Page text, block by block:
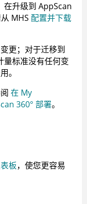
在升级到 AppScan
MHS 配置并下载
更；对于迁移到
量标准没有任何变
。
在 My
360° 部署。
板，使您更容易